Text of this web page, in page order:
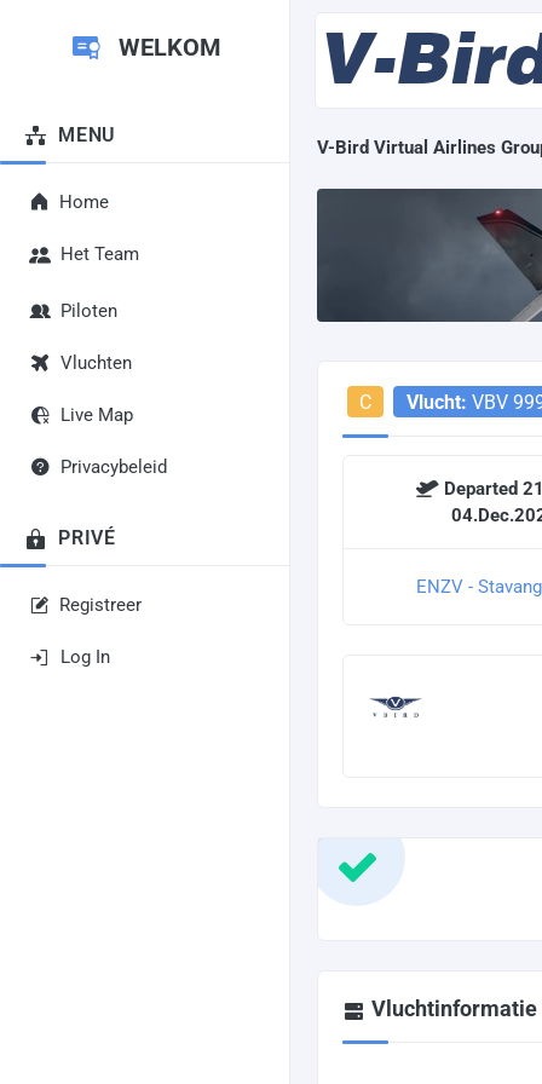
WELKOM
MENU
Home
Het Team
Piloten
Vluchten
Live Map
Privacybeleid
PRIVÉ
Registreer
Log In
V-Bird Virtual Airlines
C Vlucht: VBV
Departed
ENZV -
Vluchtinformatie